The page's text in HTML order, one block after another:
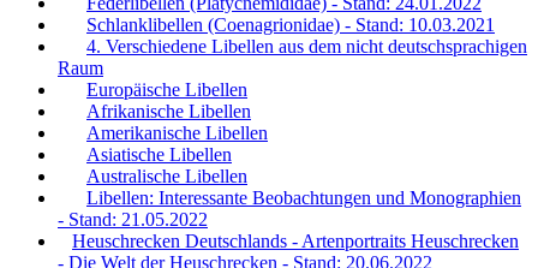
Schlanklibellen (Coenagrionidae) - Stand: 10.03.2021
4. Verschiedene Libellen aus dem nicht deutschsprachigen
Raum
Europäische Libellen
Afrikanische Libellen
Amerikanische Libellen
Asiatische Libellen
Australische Libellen
Libellen: Interessante Beobachtungen und Monographien
- Stand: 21.05.2022
Heuschrecken Deutschlands - Artenportraits Heuschrecken
- Die Welt der Heuschrecken - Stand: 20.06.2022